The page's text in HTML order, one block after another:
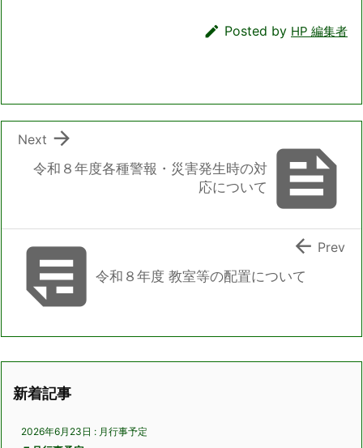
 Posted by HP 編集者

令和８年度各種警報・災害発生時の対
応について

Next
令和８年度 教室等の配置について
 Prev
新着記事
2026年6月23日 : 月行事予定